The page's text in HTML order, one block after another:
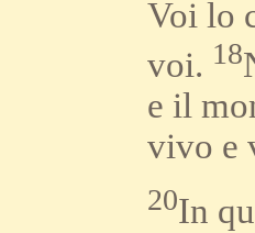
Voi lo
voi. 18
e il
vivo e
20In